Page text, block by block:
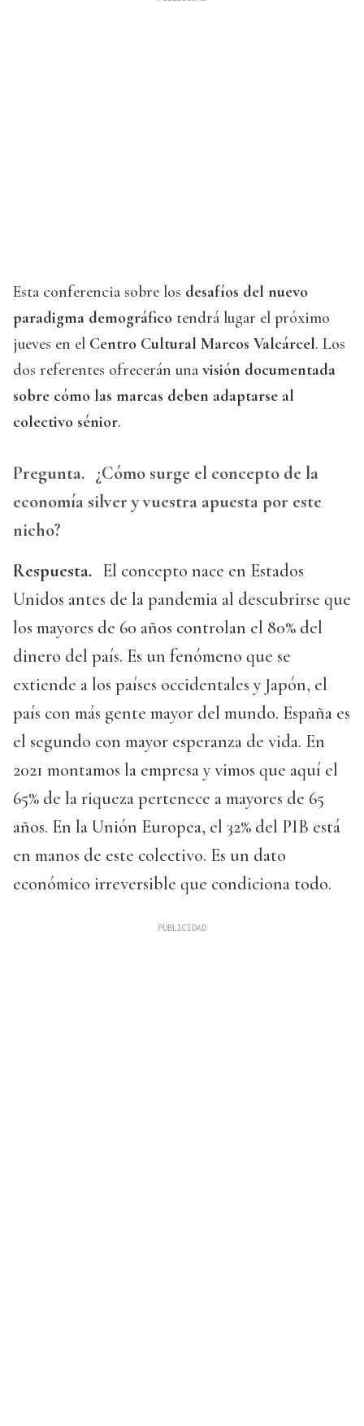
Esta conferencia sobre los desafíos del nuevo
paradigma demográfico tendrá lugar el próximo
jueves en el Centro Cultural Marcos Valcárcel. Los
dos referentes ofrecerán una visión documentada
sobre cómo las marcas deben adaptarse al
colectivo sénior.
Pregunta. ¿Cómo surge el concepto de la
economía silver y vuestra apuesta por este
nicho?
Respuesta. El concepto nace en Estados
Unidos antes de la pandemia al descubrirse que
los mayores de 60 años controlan el 80% del
dinero del país. Es un fenómeno que se
extiende a los países occidentales y Japón, el
país con más gente mayor del mundo. España es
el segundo con mayor esperanza de vida. En
2021 montamos la empresa y vimos que aquí el
65% de la riqueza pertenece a mayores de 65
años. En la Unión Europea, el 32% del PIB está
en manos de este colectivo. Es un dato
económico irreversible que condiciona todo.